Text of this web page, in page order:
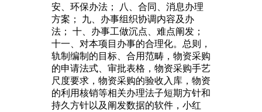
安、环保办法； 八、合同、消息办理
方案； 九、办事组织协调内容及办
法； 十、办事工做沉点、难点阐发；
十一、对本项目办事的合理化。总则，
轨制编制的目标、合用范畴，物资采购
的申请法式、审批表格，物资采购手艺
尺度要求，物资采购的验收入库，物资
的利用核销等相关办理法子短期方针和
持久方针以及阐发数据的软件，小红